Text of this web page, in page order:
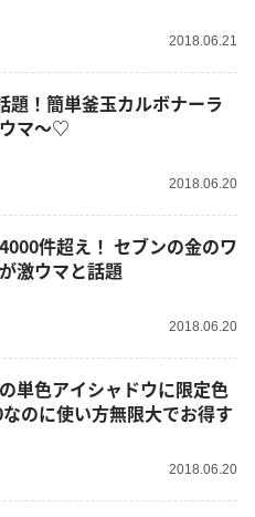
2018.06.21
！簡単釜玉カルボナーラ
マ～♡
2018.06.20
件超え！ セブンの金のワ
激ウマと話題
2018.06.20
単色アイシャドウに限定色
のに使い方無限大でお得す
2018.06.20